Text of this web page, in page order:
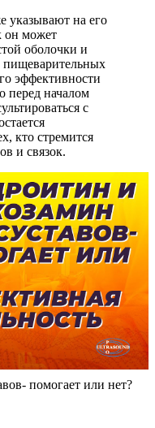
указывают на его
он может
оболочки и
пищеварительных
эффективности
перед началом
с
кто стремится
и связок.
помогает или нет?